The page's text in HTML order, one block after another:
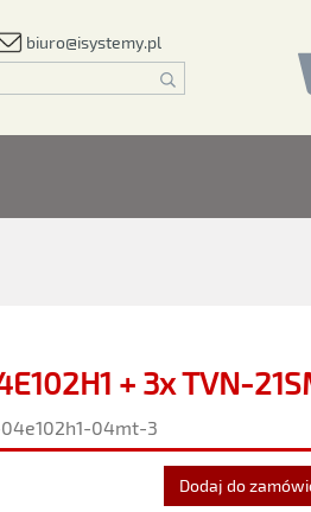
biuro@isystemy.pl
+ 3x TVN-
04mt-3
Dodaj do